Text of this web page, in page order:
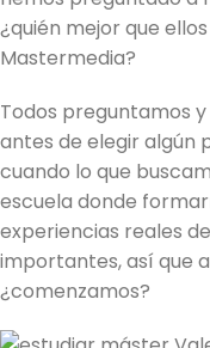
¿quién mejor que
Mastermedia?
Todos preguntamos
antes de elegir algún
cuando lo que
escuela donde
experiencias reales
importantes, así que
¿comenzamos?